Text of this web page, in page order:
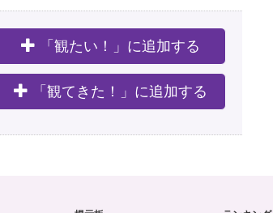
「観たい！」に追加する
「観てきた！」に追加する